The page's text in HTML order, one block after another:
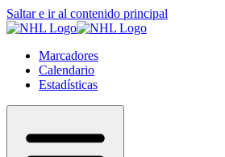
Saltar e ir al contenido principal
Marcadores
Calendario
Estadísticas